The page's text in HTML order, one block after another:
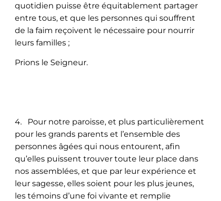
quotidien puisse être équitablement partager
entre tous, et que les personnes qui souffrent
de la faim reçoivent le nécessaire pour nourrir
leurs familles ;
Prions le Seigneur.
4. Pour notre paroisse, et plus particulièrement
pour les grands parents et l’ensemble des
personnes âgées qui nous entourent, afin
qu’elles puissent trouver toute leur place dans
nos assemblées, et que par leur expérience et
leur sagesse, elles soient pour les plus jeunes,
les témoins d’une foi vivante et remplie